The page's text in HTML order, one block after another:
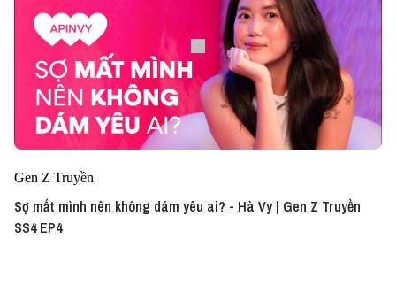
Gen Z Truyền
Sợ mất mình nên không dám yêu ai? - Hà Vy | Gen Z Truyền
SS4 EP4